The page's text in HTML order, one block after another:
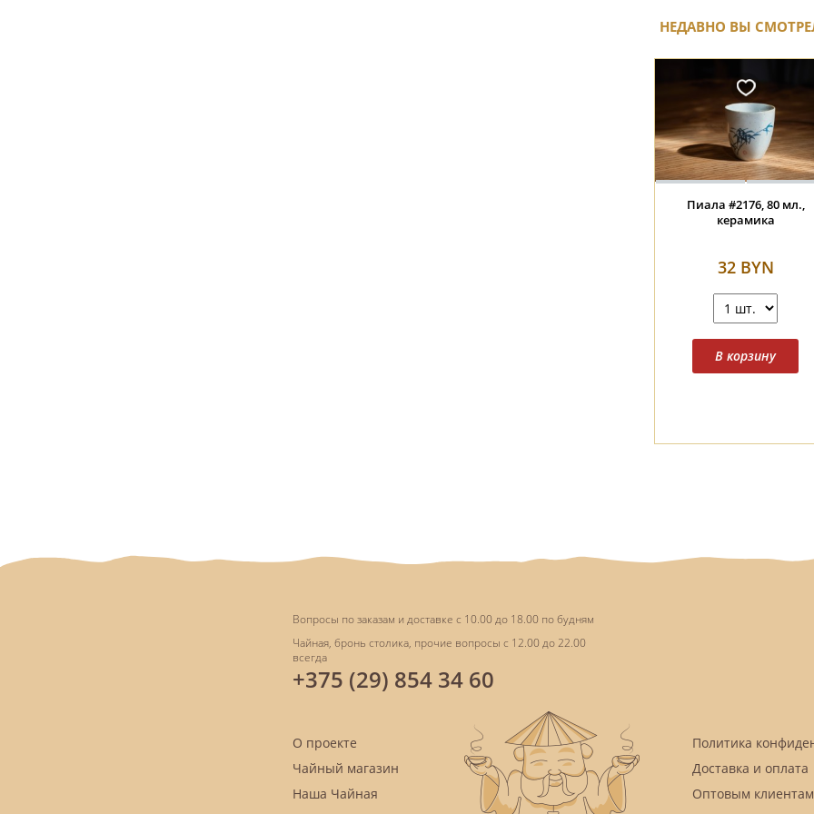
НЕДАВНО ВЫ
Пиала #2176, 80 мл.,
керамика
32 BYN
Вопросы по заказам и доставке с 10.00 до 18.00 по будням
Чайная, бронь столика, прочие вопросы с 12.00 до 22.00
всегда
+375 (29) 854 34 60
О проекте
Чайный магазин
Наша Чайная
Политика
Доставка и оплата
Оптовым клиентам